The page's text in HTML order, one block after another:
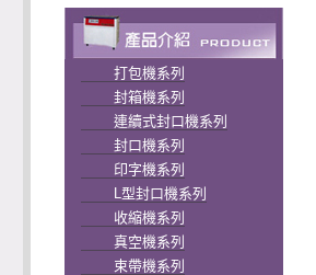
打包機系列
封箱機系列
連續式封口機系列
封口機系列
印字機系列
L型封口機系列
收縮機系列
真空機系列
束帶機系列